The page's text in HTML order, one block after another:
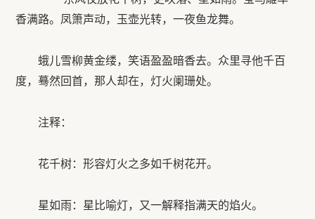
香满路。凤箫声动，玉壶光转，一夜鱼龙舞。
蛾儿雪柳黄金缕，笑语盈盈暗香去。众里寻他千百
度，蓦然回首，那人却在，灯火阑珊处。
注释：
花千树：形容灯火之多如千树花开。
星如雨：星比喻灯，又一解释指满天的焰火。